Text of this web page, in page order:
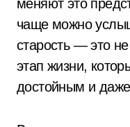
меняют это
чаще можно
старость — это
этап жизни,
достойным и